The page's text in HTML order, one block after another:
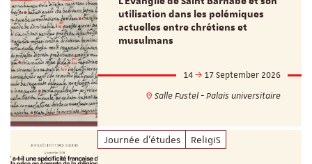
utilisation dans les polémiques
actuelles entre chrétiens et
musulmans
14
17 September 2026
Salle Fustel - Palais universitaire
Journée d'études ReligiS